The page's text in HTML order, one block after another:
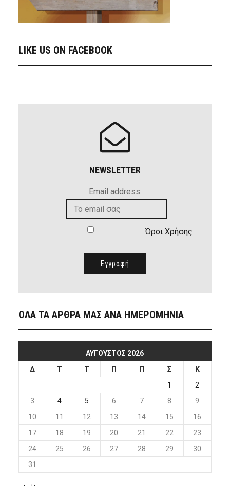
LIKE US ON FACEBOOK
NEWSLETTER
Email address:
Όροι Χρήσης
ΟΛΑ ΤΑ ΑΡΘΡΑ ΜΑΣ ΑΝΑ ΗΜΕΡΟΜΗΝΙΑ
ΑΎΓΟΥΣΤΟΣ 2026
Δ
Τ Τ Π Π Σ
Κ
1
2
3
4 5 6 7 8
9
10
11 12 13 14 15
16
17
18 19 20 21 22
23
24
25 26 27 28 29
30
31